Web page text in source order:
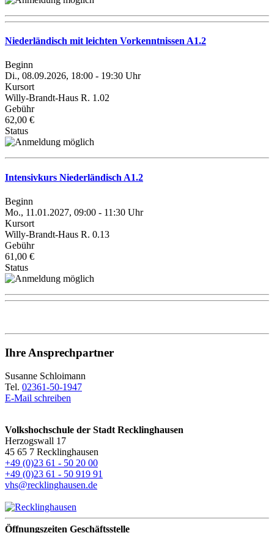
Niederländisch mit leichten Vorkenntnissen A1.2
Beginn
Di., 08.09.2026, 18:00 - 19:30 Uhr
Kursort
Willy-Brandt-Haus R. 1.02
Gebühr
62,00 €
Status
Intensivkurs Niederländisch A1.2
Beginn
Mo., 11.01.2027, 09:00 - 11:30 Uhr
Kursort
Willy-Brandt-Haus R. 0.13
Gebühr
61,00 €
Status
Ihre Ansprechpartner
Susanne Schloimann
Tel. 02361-50-1947
E-Mail schreiben
Volkshochschule der Stadt Recklinghausen
Herzogswall 17
45 65 7 Recklinghausen
+49 (0)23 61 - 50 20 00
+49 (0)23 61 - 50 919 91
vhs@recklinghausen.de
Öffnungszeiten Geschäftsstelle